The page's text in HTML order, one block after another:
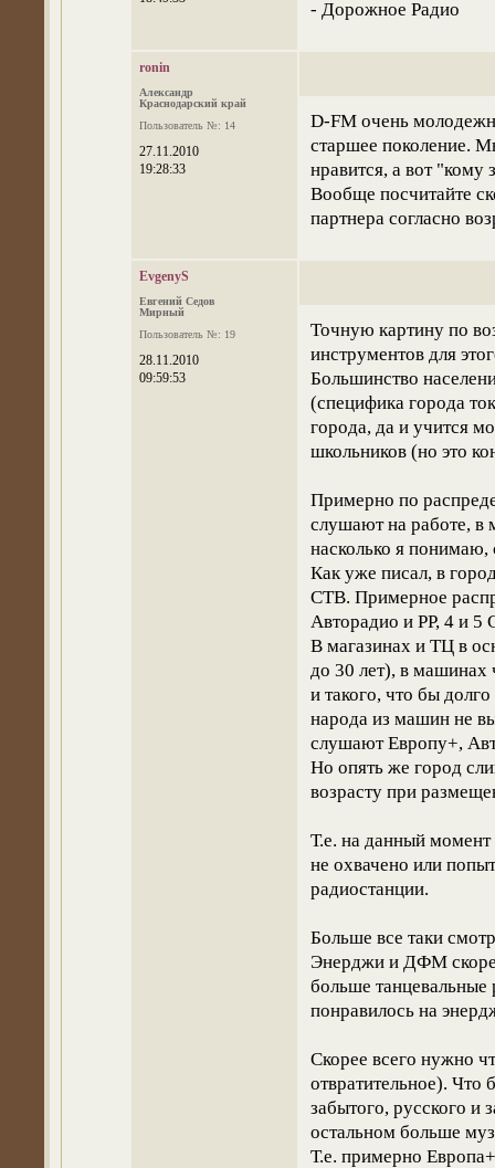
- Дорожное Радио
ronin
Александр
Краснодарский край
Пользователь №: 14
27.11.2010
19:28:33
D-FM очень
старшее поколение.
нравится, а вот "кому
Вообще посчитайте
партнера согласно
EvgenyS
Евгений Седов
Мирный
Пользователь №: 19
28.11.2010
09:59:53
Точную картину по
инструментов для
Большинство
(специфика города
города, да и учится
школьников (но это
Примерно по
слушают на работе, в
насколько я
Как уже писал, в
СТВ. Примерное
Авторадио и РР, 4 и 5
В магазинах и ТЦ в
до 30 лет), в машинах
и такого, что бы
народа из машин не
слушают Европу+,
Но опять же город
возрасту при
Т.е. на данный момент
не охвачено или
радиостанции.
Больше все таки
Энерджи и ДФМ
больше танцевальные
понравилось на
Скорее всего нужно
отвратительное).
забытого, русского и
остальном больше
Т.е. примерно Европа+